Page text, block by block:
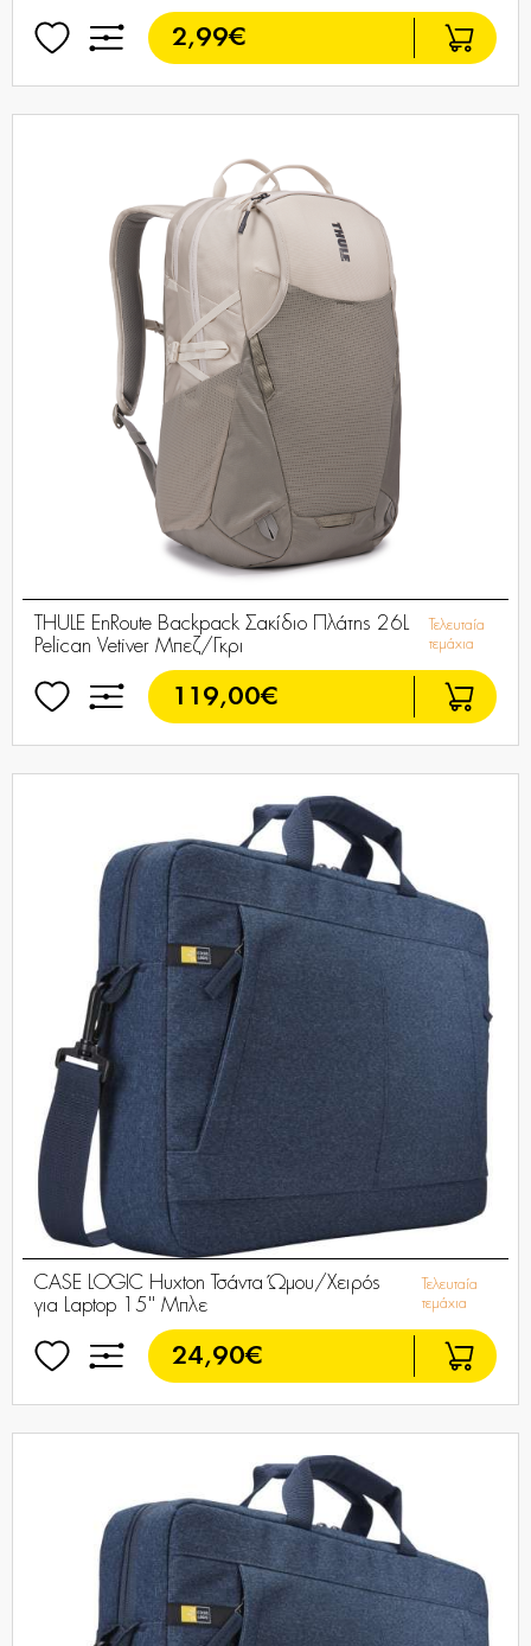
2,99€
THULE EnRoute Backpack Σακίδιο Πλάτης 26L
Pelican Vetiver Μπεζ/Γκρι
Τελευταία
τεμάχια
119,00€
CASE LOGIC Huxton Τσάντα Ώμου/Χειρός
για Laptop 15'' Μπλε
Τελευταία
τεμάχια
24,90€